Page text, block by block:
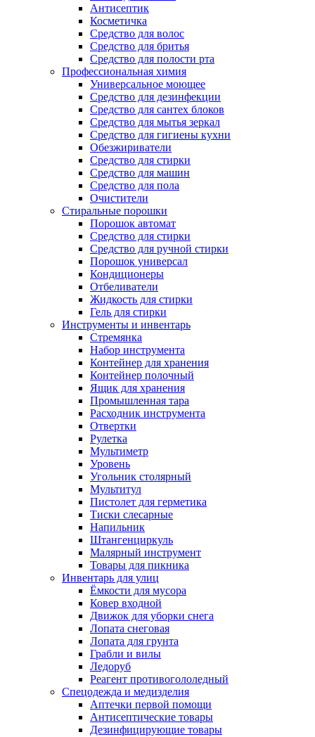
Антисептик
Косметичка
Средство для волос
Средство для бритья
Средство для полости рта
Профессиональная химия
Универсальное моющее
Средство для дезинфекции
Средство для сантех блоков
Средство для мытья зеркал
Средство для гигиены кухни
Обезжириватели
Средство для стирки
Средство для машин
Средство для пола
Очистители
Стиральные порошки
Порошок автомат
Средство для стирки
Средство для ручной стирки
Порошок универсал
Кондиционеры
Отбеливатели
Жидкость для стирки
Гель для стирки
Инструменты и инвентарь
Стремянка
Набор инструмента
Контейнер для хранения
Контейнер полочный
Ящик для хранения
Промышленная тара
Расходник инструмента
Отвертки
Рулетка
Мультиметр
Уровень
Угольник столярный
Мультитул
Пистолет для герметика
Тиски слесарные
Напильник
Штангенциркуль
Малярный инструмент
Товары для пикника
Инвентарь для улиц
Ёмкости для мусора
Ковер входной
Движок для уборки снега
Лопата снеговая
Лопата для грунта
Грабли и вилы
Ледоруб
Реагент противогололедный
Спецодежда и медизделия
Аптечки первой помощи
Антисептические товары
Дезинфицирующие товары